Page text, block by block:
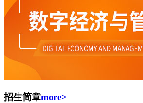
招生简章more>